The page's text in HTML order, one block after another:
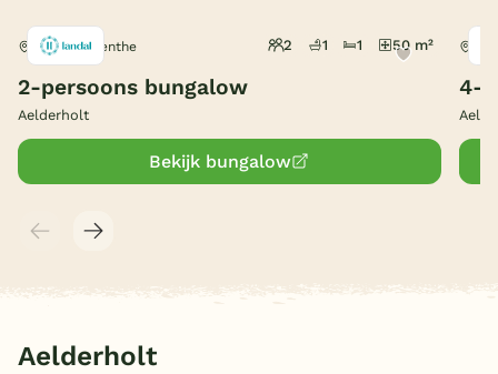
Aalden, Drenthe 2 1 1 50 m²
2-persoons bungalow
Aelderholt
Bekijk bungalow
4-
Aelderholt